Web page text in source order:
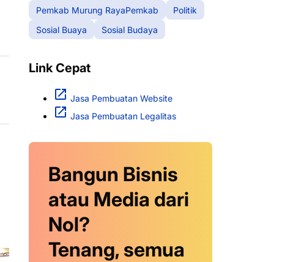
Pemkab Murung RayaPemkab
Politik
Sosial Buaya
Sosial Budaya
Link Cepat
Jasa Pembuatan Website
Jasa Pembuatan Legalitas
Bangun Bisnis
atau Media dari
Nol?
Tenang, semua